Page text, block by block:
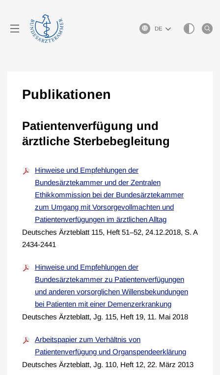
Sprachauswahl
Publikationen
Patientenverfügung und
ärztliche Sterbebegleitung
Hinweise und Empfehlungen der
Bundesärztekammer und der Zentralen
Ethikkommission bei der Bundesärztekammer
zum Umgang mit Vorsorgevollmachten und
Patientenverfügungen im ärztlichen Alltag
Deutsches Ärzteblatt 115, Heft 51–52, 24.12.2018, S. A
2434-2441
Hinweise und Empfehlungen der
Bundesärztekammer zu Patientenverfügungen
und anderen vorsorglichen Willensbekundungen
bei Patienten mit einer Demenzerkrankung
Deutsches Ärzteblatt, Jg. 115, Heft 19, 11. Mai 2018
Arbeitspapier zum Verhältnis von
Patientenverfügung und Organspendeerklärung
Deutsches Ärzteblatt, Jg. 110, Heft 12, 22. März 2013